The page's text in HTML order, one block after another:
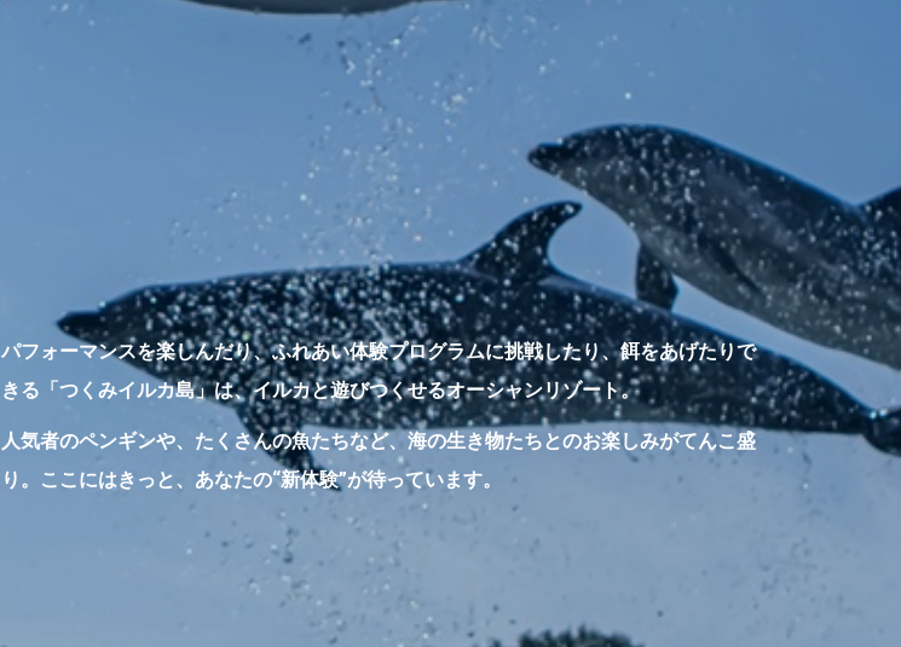
パフォーマンスを楽しんだり、ふれあい体験プログラムに挑戦したり、餌をあげたりで
きる 「つくみイルカ島」は、イルカと遊びつくせるオーシャンリゾート。
人気者のペンギンや、たくさんの魚たちなど、海の生き物たちとのお楽しみがてんこ盛
り。
ここにはきっと、あなたの“新体験”が待っています。